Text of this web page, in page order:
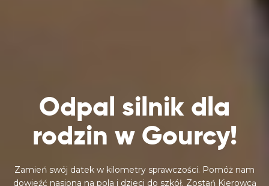
Odpal silnik dla
rodzin w Gourcy!
Zamień swój datek w kilometry sprawczości. Pomóż nam
dowieźć nasiona na pola i dzieci do szkół. Zostań Kierowcą